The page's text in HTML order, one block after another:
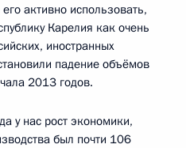
активно использовать,
Карелия как очень
иностранных
падение объёмов
2013 годов.
у нас рост экономики,
был почти 106